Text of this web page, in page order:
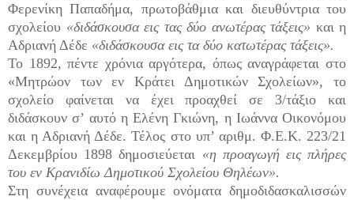
Φερενίκη Παπαδήμα, πρωτοβάθμια και διευθύντρια του
σχολείου «διδάσκουσα εις τας δύο ανωτέρας τάξεις» και η
Αδριανή Δέδε «διδάσκουσα εις τα δύο κατωτέρας τάξεις».
Το 1892, πέντε χρόνια αργότερα, όπως αναγράφεται στο
«Μητρώον των εν Κράτει Δημοτικών Σχολείων», το
σχολείο φαίνεται να έχει προαχθεί σε 3/τάξιο και
διδάσκουν σ’ αυτό η Ελένη Γκιώνη, η Ιωάννα Οικονόμου
και η Αδριανή Δέδε. Τέλος στο υπ’ αριθμ. Φ.Ε.Κ. 223/21
Δεκεμβρίου 1898 δημοσιεύεται «η προαγωγή εις πλήρες
του εν Κρανιδίω Δημοτικού Σχολείου Θηλέων».
Στη συνέχεια αναφέρουμε ονόματα δημοδιδασκαλισσών